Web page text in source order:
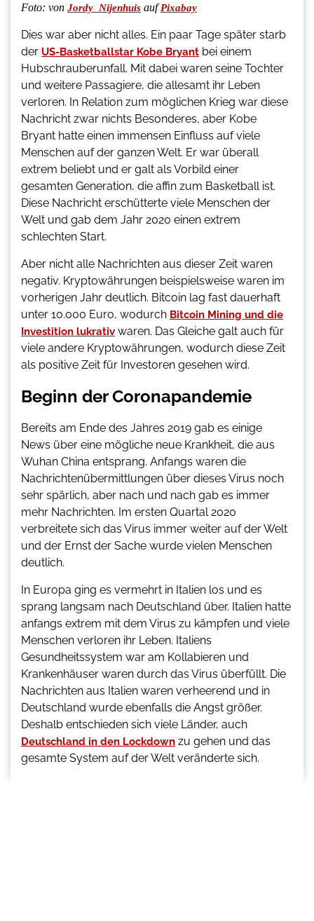
Foto: von Jordy_Nijenhuis aufPixabay
Dies war aber nicht alles. Ein paar Tage später starb
der US-Basketballstar Kobe Bryant bei einem
Hubschrauberunfall. Mit dabei waren seine Tochter
und weitere Passagiere, die allesamt ihr Leben
verloren. In Relation zum möglichen Krieg war diese
Nachricht zwar nichts Besonderes, aber Kobe
Bryant hatte einen immensen Einfluss auf viele
Menschen auf der ganzen Welt. Er war überall
extrem beliebt und er galt als Vorbild einer
gesamten Generation, die affin zum Basketball ist.
Diese Nachricht erschütterte viele Menschen der
Welt und gab dem Jahr 2020 einen extrem
schlechten Start.
Aber nicht alle Nachrichten aus dieser Zeit waren
negativ. Kryptowährungen beispielsweise waren im
vorherigen Jahr deutlich. Bitcoin lag fast dauerhaft
unter 10.000 Euro, wodurch Bitcoin Mining und die
Investition lukrativ waren. Das Gleiche galt auch für
viele andere Kryptowährungen, wodurch diese Zeit
als positive Zeit für Investoren gesehen wird.
Beginn der Coronapandemie
Bereits am Ende des Jahres 2019 gab es einige
News über eine mögliche neue Krankheit, die aus
Wuhan China entsprang. Anfangs waren die
Nachrichtenübermittlungen über dieses Virus noch
sehr spärlich, aber nach und nach gab es immer
mehr Nachrichten. Im ersten Quartal 2020
verbreitete sich das Virus immer weiter auf der Welt
und der Ernst der Sache wurde vielen Menschen
deutlich.
In Europa ging es vermehrt in Italien los und es
sprang langsam nach Deutschland über. Italien hatte
anfangs extrem mit dem Virus zu kämpfen und viele
Menschen verloren ihr Leben. Italiens
Gesundheitssystem war am Kollabieren und
Krankenhäuser waren durch das Virus überfüllt. Die
Nachrichten aus Italien waren verheerend und in
Deutschland wurde ebenfalls die Angst größer.
Deshalb entschieden sich viele Länder, auch
Deutschland in den Lockdown zu gehen und das
gesamte System auf der Welt veränderte sich.